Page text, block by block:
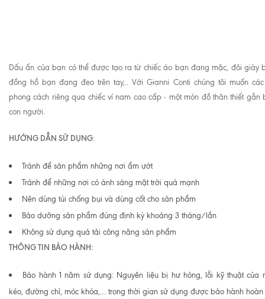
Dấu ấn của bạn có thể được tạo ra từ chiếc áo bạn đang mặc, đôi giày
đồng hồ bạn đang đeo trên tay,.. Với Gianni Conti chúng tôi muốn
phong cách riêng qua chiếc ví nam cao cấp - một món đồ thân thiết
con người.
HƯỚNG DẪN SỬ DỤNG:
Tránh để sản phẩm những nơi ẩm ướt
Tránh để những nơi có ánh sáng mặt trời quá mạnh
Nên dùng túi chống bụi và dùng cốt cho sản phẩm
Bảo dưỡng sản phẩm đúng định kỳ khoảng 3 tháng/lần
Không sử dụng quá tải công năng sản phẩm
THÔNG TIN BẢO HÀNH:
Bảo hành 1 năm sử dụng: Nguyên liệu bị hư hỏng, lỗi kỹ thuật của
kéo, đường chỉ, móc khóa,… trong thời gian sử dụng được bảo hành hoàn